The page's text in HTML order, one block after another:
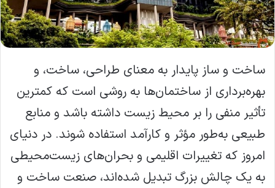
ساخت و ساز پایدار به معنای طراحی، ساخت، و
بهره‌برداری از ساختمان‌ها به روشی است که کمترین
تأثیر منفی را بر محیط زیست داشته باشد و منابع
طبیعی به‌طور مؤثر و کارآمد استفاده شوند. در دنیای
امروز که تغییرات اقلیمی و بحران‌های زیست‌محیطی
به یک چالش بزرگ تبدیل شده‌اند، صنعت ساخت و